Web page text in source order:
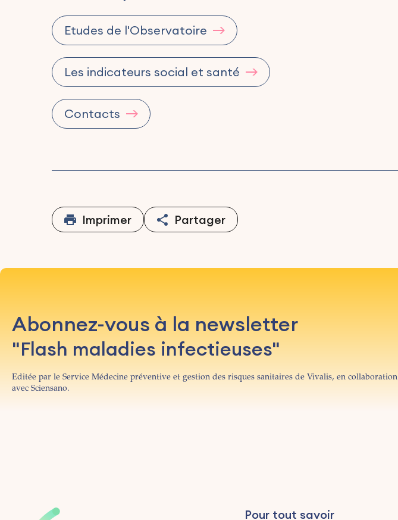
Etudes de l'Observatoire
Les indicateurs social et santé
Contacts
Imprimer Partager
Abonnez-vous à la newsletter
"Flash maladies infectieuses"
Editée par le Service Médecine préventive et gestion des risques sanitaires de Vivalis, en collaboration
avec Sciensano.
Pour tout savoir